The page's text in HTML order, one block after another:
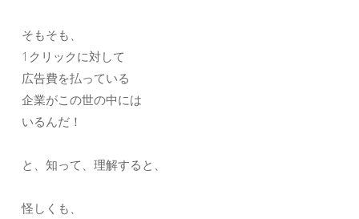
そもそも、
1クリックに対して
広告費を払っている
企業がこの世の中には
いるんだ！
と、知って、理解すると、
怪しくも、